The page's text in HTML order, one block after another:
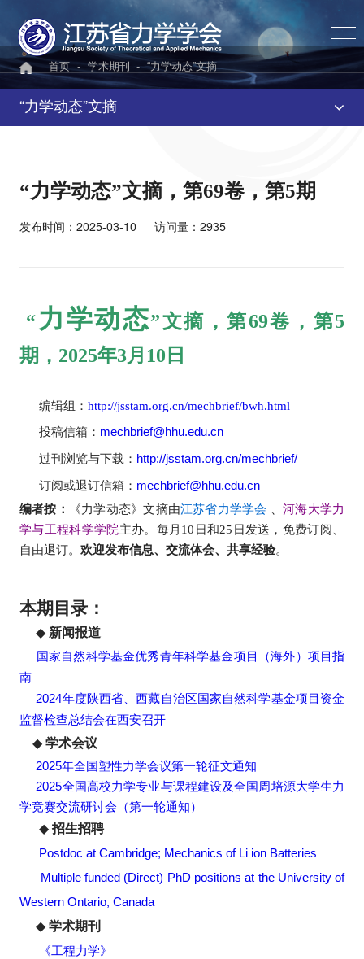
首页 - 学术期刊 - “力学动态”文摘
“力学动态”文摘
“力学动态”文摘，第69卷，第5期
发布时间：2025-03-10 访问量：2935
“力学动态”文摘，第69卷，第5
期 ，2025年3月10日
编辑组： http://jsstam.org.cn/mechbrief/bwh.html
投稿信箱： mechbrief@hhu.edu.cn
过刊浏览与下载： http://jsstam.org.cn/mechbrief/
订阅或退订信箱： mechbrief@hhu.edu.cn
编者按： 《力学动态》文摘由江苏省力学学会 、河海大学力
学与工程科学学院主办。 每月10日和25日发送，免费订阅、
自由退订。 欢迎发布信息、交流体会、共享经验。
本期目录：
◆ 新闻报道
国家自然科学基金优秀青年科学基金项目（海外）项目指
南
2024年度陕西省、西藏自治区国家自然科学基金项目资金
监督检查总结会在西安召开
◆ 学术会议
2025年全国塑性力学会议第一轮征文通知
2025全国高校力学专业与课程建设及全国周培源大学生力
学竞赛交流研讨会（第一轮通知）
◆ 招生招聘
Postdoc at Cambridge; Mechanics of Li ion Batteries
Multiple funded (Direct) PhD positions at the University of
Western Ontario, Canada
◆ 学术期刊
《工程力学》